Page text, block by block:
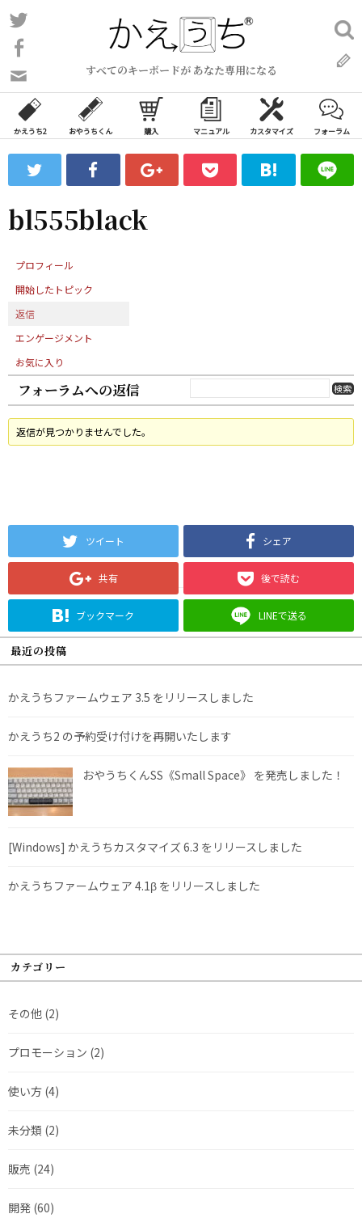
コ
ン
ン
ツ
ス
ッ
プ
すべてのキーボードが あなた専用になる
い
合
わ
フ
ォ
ム
検
索:
かえうち2 おやうちくん 購入 マニュアル カスタマイズ フォーラム
bl555black
プロフィール
開始したトピック
返信
エンゲージメント
お気に入り
フォーラムへの返信
返信が見つかりませんでした。
ツイート シェア
共有 後で読む
ブックマーク LINEで送る
最近の投稿
かえうちファームウェア 3.5 をリリースしました
かえうち2 の予約受け付けを再開いたします
おやうちくんSS《Small Space》 を発売しました！
[Windows] かえうちカスタマイズ 6.3 をリリースしました
かえうちファームウェア 4.1β をリリースしました
カテゴリー
その他 (2)
プロモーション (2)
使い方 (4)
未分類 (2)
販売 (24)
開発 (60)